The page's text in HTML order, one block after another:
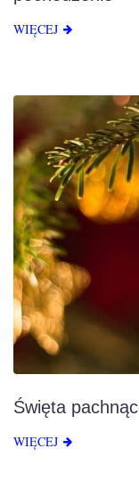
WIĘCEJ
Święta
WIĘCEJ